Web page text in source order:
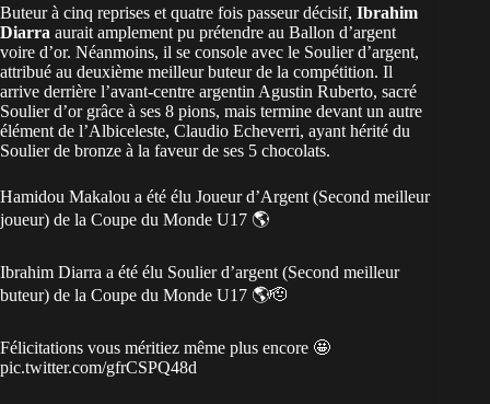
Buteur à cinq reprises et quatre fois passeur décisif, Ibrahim
Diarra aurait amplement pu prétendre au Ballon d’argent
voire d’or. Néanmoins, il se console avec le Soulier d’argent,
attribué au deuxième meilleur buteur de la compétition. Il
arrive derrière l’avant-centre argentin Agustin Ruberto, sacré
Soulier d’or grâce à ses 8 pions, mais termine devant un autre
élément de l’Albiceleste, Claudio Echeverri, ayant hérité du
Soulier de bronze à la faveur de ses 5 chocolats.
Hamidou Makalou a été élu Joueur d’Argent (Second meilleur
joueur) de la Coupe du Monde U17 🌎
Ibrahim Diarra a été élu Soulier d’argent (Second meilleur
buteur) de la Coupe du Monde U17 🌎🫡
Félicitations vous méritiez même plus encore 🤩
pic.twitter.com/gfrCSPQ48d